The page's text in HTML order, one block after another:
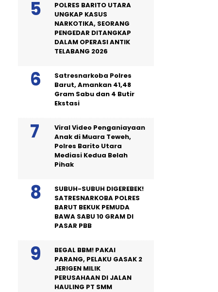
POLRES BARITO UTARA
UNGKAP KASUS
NARKOTIKA, SEORANG
PENGEDAR DITANGKAP
DALAM OPERASI ANTIK
TELABANG 2026
Satresnarkoba Polres
Barut, Amankan 41,48
Gram Sabu dan 4 Butir
Ekstasi
Viral Video Penganiayaan
Anak di Muara Teweh,
Polres Barito Utara
Mediasi Kedua Belah
Pihak
SUBUH-SUBUH DIGEREBEK!
SATRESNARKOBA POLRES
BARUT BEKUK PEMUDA
BAWA SABU 10 GRAM DI
PASAR PBB
BEGAL BBM! PAKAI
PARANG, PELAKU GASAK 2
JERIGEN MILIK
PERUSAHAAN DI JALAN
HAULING PT SMM